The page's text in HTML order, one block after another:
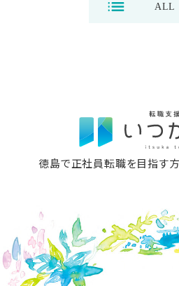
ALL
徳島で正社員転職を目指す方